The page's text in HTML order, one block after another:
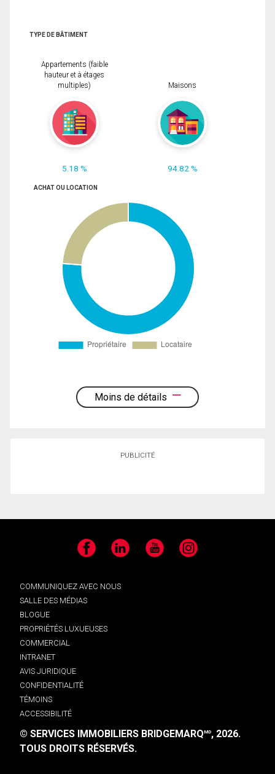
TYPE DE BÂTIMENT
Appartements (faible
hauteur et à étages
multiples)
5.18 %
Maisons
94.82 %
ACHAT OU LOCATION
Moins de détails
PUBLICITÉ
Facebook LinkedIn YouTube Instagram
COMMUNIQUEZ AVEC NOUS
SALLE DES MÉDIAS
BLOGUE
PROPRIÉTÉS LUXUEUSES
COMMERCIAL
INTRANET
AVIS JURIDIQUE
CONFIDENTIALITÉ
TÉMOINS
ACCESSIBILITÉ
© SERVICES IMMOBILIERS BRIDGEMARQMD, 2026.
TOUS DROITS RÉSERVÉS.